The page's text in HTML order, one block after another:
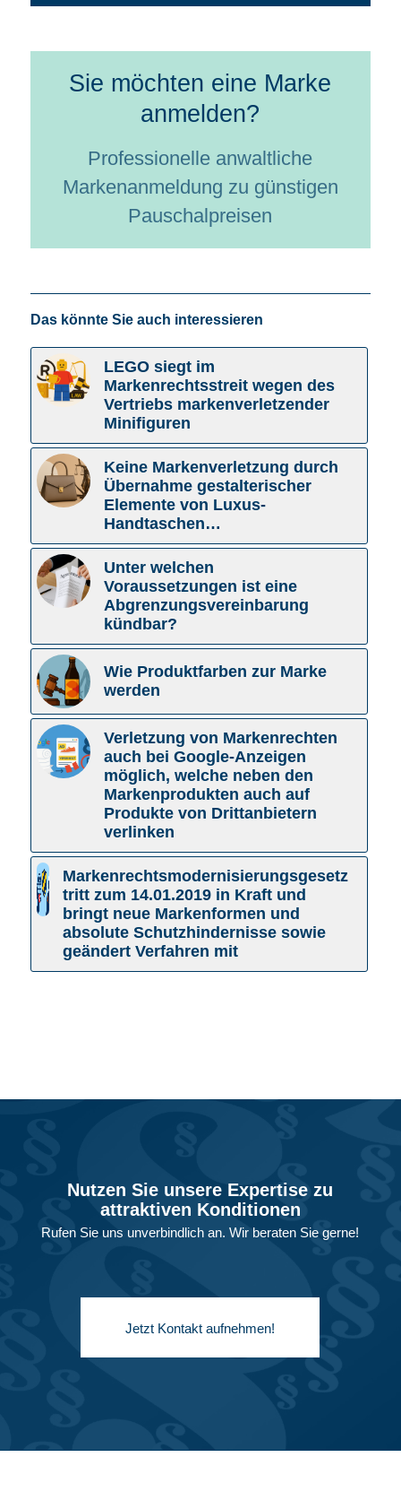
Sie möchten eine Marke
anmelden?
Professionelle anwaltliche
Markenanmeldung zu günstigen
Pauschalpreisen
Das könnte Sie auch interessieren
LEGO siegt im
Markenrechtsstreit wegen des
Vertriebs markenverletzender
Minifiguren
Keine Markenverletzung durch
Übernahme gestalterischer
Elemente von Luxus-
Handtaschen…
Unter welchen
Voraussetzungen ist eine
Abgrenzungsvereinbarung
kündbar?
Wie Produktfarben zur Marke
werden
Verletzung von Markenrechten
auch bei Google-Anzeigen
möglich, welche neben den
Markenprodukten auch auf
Produkte von Drittanbietern
verlinken
Markenrechtsmodernisierungsgesetz
tritt zum 14.01.2019 in Kraft und
bringt neue Markenformen und
absolute Schutzhindernisse sowie
geändert Verfahren mit
Nutzen Sie unsere Expertise zu
attraktiven Konditionen
Rufen Sie uns unverbindlich an. Wir beraten Sie gerne!
Jetzt Kontakt aufnehmen!